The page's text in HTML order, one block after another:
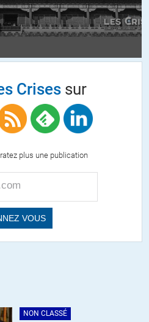
à 20h44
très très mal finir.
Crisessur
plus une publication
NON CLASSÉ